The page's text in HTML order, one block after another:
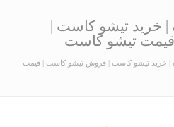
خرید تیشو کاست |
تیشو کاست
| خرید تیشو کاست | فروش تیشو کاست | قیمت